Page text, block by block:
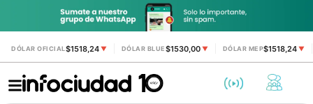
DÓLAR OFICIAL$1518,24 ▼ DÓLAR BLUE$1530,00 ▼ DÓLAR MEP$1518,24▼